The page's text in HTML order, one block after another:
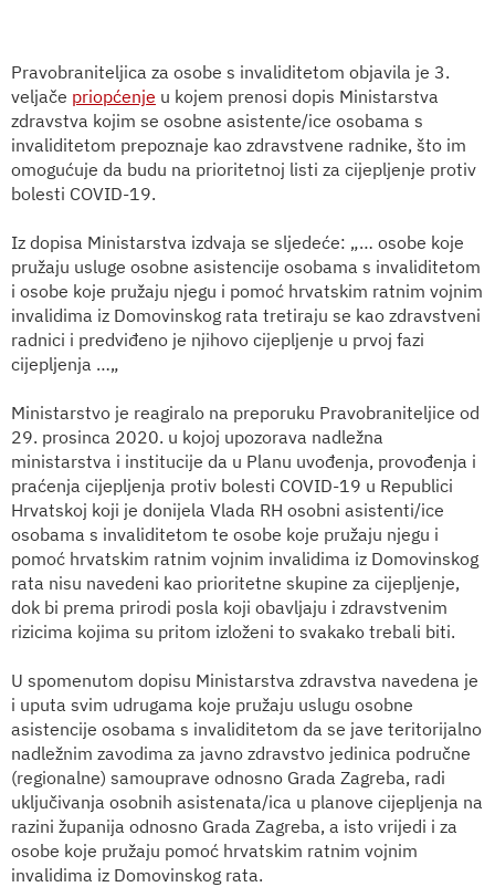
Pravobraniteljica za osobe s invaliditetom objavila je 3.
veljače priopćenje u kojem prenosi dopis Ministarstva
zdravstva kojim se osobne asistente/ice osobama s
invaliditetom prepoznaje kao zdravstvene radnike, što im
omogućuje da budu na prioritetnoj listi za cijepljenje protiv
bolesti COVID-19.
Iz dopisa Ministarstva izdvaja se sljedeće: „… osobe koje
pružaju usluge osobne asistencije osobama s invaliditetom
i osobe koje pružaju njegu i pomoć hrvatskim ratnim vojnim
invalidima iz Domovinskog rata tretiraju se kao zdravstveni
radnici i predviđeno je njihovo cijepljenje u prvoj fazi
cijepljenja …„
Ministarstvo je reagiralo na preporuku Pravobraniteljice od
29. prosinca 2020. u kojoj upozorava nadležna
ministarstva i institucije da u Planu uvođenja, provođenja i
praćenja cijepljenja protiv bolesti COVID-19 u Republici
Hrvatskoj koji je donijela Vlada RH osobni asistenti/ice
osobama s invaliditetom te osobe koje pružaju njegu i
pomoć hrvatskim ratnim vojnim invalidima iz Domovinskog
rata nisu navedeni kao prioritetne skupine za cijepljenje,
dok bi prema prirodi posla koji obavljaju i zdravstvenim
rizicima kojima su pritom izloženi to svakako trebali biti.
U spomenutom dopisu Ministarstva zdravstva navedena je
i uputa svim udrugama koje pružaju uslugu osobne
asistencije osobama s invaliditetom da se jave teritorijalno
nadležnim zavodima za javno zdravstvo jedinica područne
(regionalne) samouprave odnosno Grada Zagreba, radi
uključivanja osobnih asistenata/ica u planove cijepljenja na
razini županija odnosno Grada Zagreba, a isto vrijedi i za
osobe koje pružaju pomoć hrvatskim ratnim vojnim
invalidima iz Domovinskog rata.